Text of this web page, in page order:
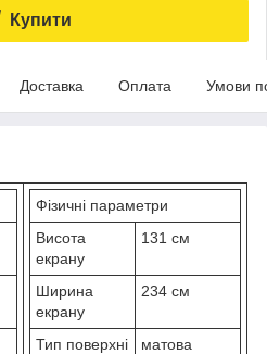
Купити
Доставка Оплата Умови
Фізичні параметри
Висота
екрану
131 см
Ширина
екрану
234 см
Тип поверхні матова